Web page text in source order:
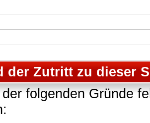
der Zutritt zu dieser
folgenden Gründe